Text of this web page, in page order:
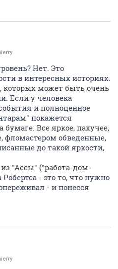
Нет. Это
в интересных историях.
которых может быть очень
Если у человека
и полноценное
покажется
Все яркое, пахучее,
фломастером обведенные,
до такой яркости,
"Ассы" ("работа-дом-
- это то, что нужно
- и понесся